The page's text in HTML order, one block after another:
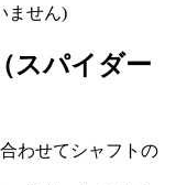
ません)
スパイダー
わせてシャフトの